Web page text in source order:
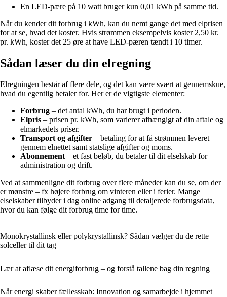
En LED-pære på 10 watt bruger kun 0,01 kWh på samme tid.
Når du kender dit forbrug i kWh, kan du nemt gange det med elprisen
for at se, hvad det koster. Hvis strømmen eksempelvis koster 2,50 kr.
pr. kWh, koster det 25 øre at have LED-pæren tændt i 10 timer.
Sådan læser du din elregning
Elregningen består af flere dele, og det kan være svært at gennemskue,
hvad du egentlig betaler for. Her er de vigtigste elementer:
Forbrug – det antal kWh, du har brugt i perioden.
Elpris – prisen pr. kWh, som varierer afhængigt af din aftale og
elmarkedets priser.
Transport og afgifter – betaling for at få strømmen leveret
gennem elnettet samt statslige afgifter og moms.
Abonnement– et fast beløb, du betaler til dit elselskab for
administration og drift.
Ved at sammenligne dit forbrug over flere måneder kan du se, om der
er mønstre – fx højere forbrug om vinteren eller i ferier. Mange
elselskaber tilbyder i dag online adgang til detaljerede forbrugsdata,
hvor du kan følge dit forbrug time for time.
Monokrystallinsk eller polykrystallinsk? Sådan vælger du de rette
solceller til dit tag
Lær at aflæse dit energiforbrug – og forstå tallene bag din regning
Når energi skaber fællesskab: Innovation og samarbejde i hjemmet